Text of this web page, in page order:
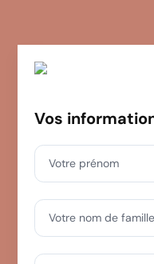
Vos
Votre prénom
Votre nom de famille